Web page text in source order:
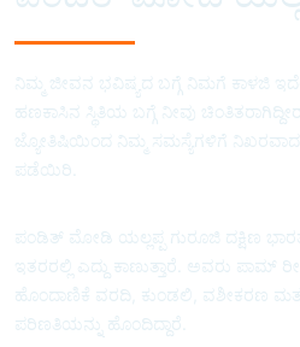
ನಿಮ್ಮ ಜೀವನ ಭವಿಷ್ಯದ ಬಗ್ಗೆ ನಿಮಗೆ ಕಾಳಜಿ
ಹಣಕಾಸಿನ ಸ್ಥಿತಿಯ ಬಗ್ಗೆ ನೀವು
ಜ್ಯೋತಿಷಿಯಿಂದ ನಿಮ್ಮ ಸಮಸ್ಯೆಗಳಿಗೆ ನಿಖರವಾದ
ಪಡೆಯಿರಿ.
ಪಂಡಿತ್ ಮೋಡಿ ಯಲ್ಲಪ್ಪ ಗುರೂಜಿ ದಕ್ಷಿಣ
ಇತರರಲ್ಲಿ ಎದ್ದು ಕಾಣುತ್ತಾರೆ. ಅವರು ಪಾಮ್
ಹೊಂದಾಣಿಕೆ ವರದಿ, ಕುಂಡಲಿ, ವಶೀಕರಣ
ಪರಿಣತಿಯನ್ನು ಹೊಂದಿದ್ದಾರೆ.